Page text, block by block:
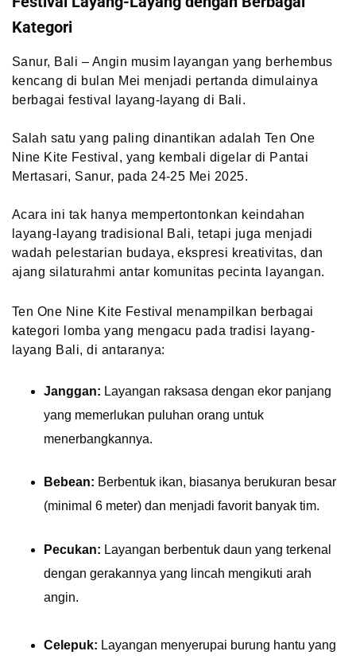
Kategori
Sanur, Bali – Angin musim layangan yang berhembus
kencang di bulan Mei menjadi pertanda dimulainya
berbagai festival layang-layang di Bali.
Salah satu yang paling dinantikan adalah Ten One
Nine Kite Festival, yang kembali digelar di Pantai
Mertasari, Sanur, pada 24-25 Mei 2025.
Acara ini tak hanya mempertontonkan keindahan
layang-layang tradisional Bali, tetapi juga menjadi
wadah pelestarian budaya, ekspresi kreativitas, dan
ajang silaturahmi antar komunitas pecinta layangan.
Ten One Nine Kite Festival menampilkan berbagai
kategori lomba yang mengacu pada tradisi layang-
layang Bali, di antaranya:
Janggan: Layangan raksasa dengan ekor panjang
yang memerlukan puluhan orang untuk
menerbangkannya.
Bebean: Berbentuk ikan, biasanya berukuran besar
(minimal 6 meter) dan menjadi favorit banyak tim.
Pecukan: Layangan berbentuk daun yang terkenal
dengan gerakannya yang lincah mengikuti arah
angin.
Celepuk: Layangan menyerupai burung hantu yang